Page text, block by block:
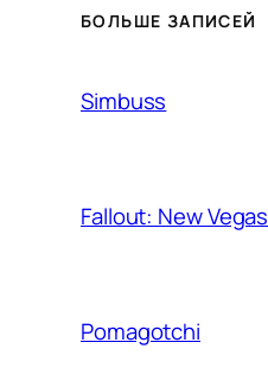
БОЛЬШЕ ЗАПИСЕЙ
Simbuss
Fallout: New Vegas
Pomagotchi